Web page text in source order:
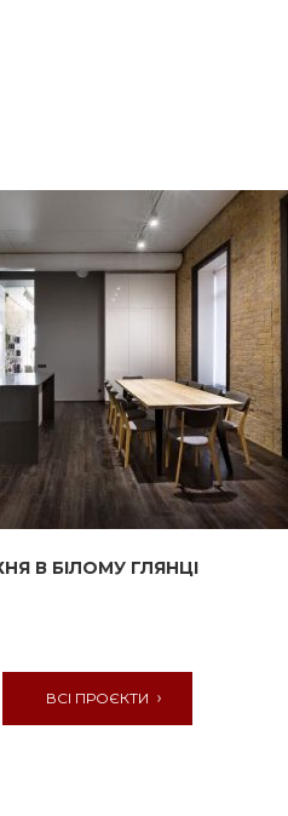
В БІЛОМУ ГЛЯНЦІ
ВСІ ПРОЄКТИ